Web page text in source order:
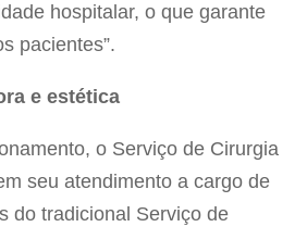
hospitalar, o que garante
pacientes”.
e estética
o Serviço de Cirurgia
seu atendimento a cargo de
do tradicional Serviço de